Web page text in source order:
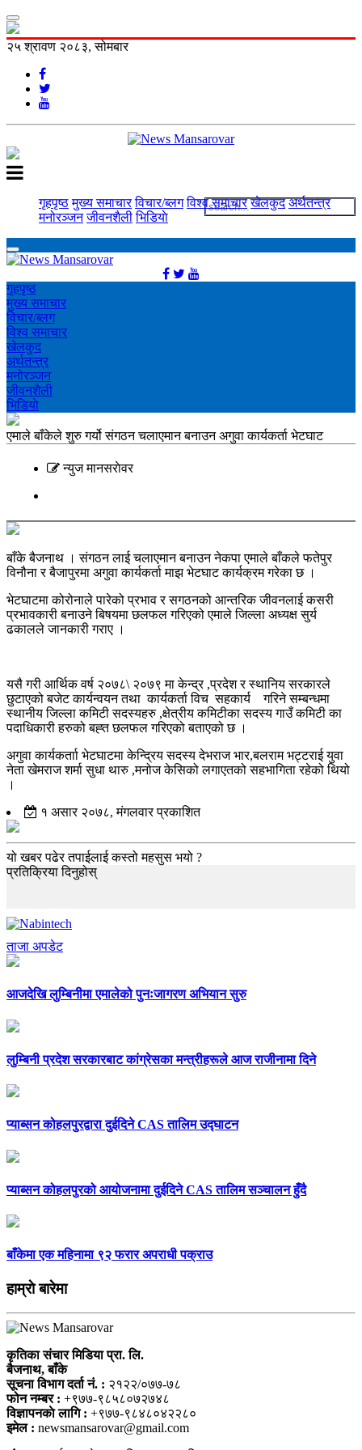
२५ श्रावण २०८३, सोमबार
गृहपृष्ठ मुख्य समाचार विचार/ब्लग विश्व समाचार खेलकुद अर्थतन्त्र
मनोरञ्‍जन जीवनशैली भिडियाे
गृहपृष्ठ
मुख्य समाचार
विचार/ब्लग
विश्व समाचार
खेलकुद
अर्थतन्त्र
मनोरञ्‍जन
जीवनशैली
भिडियाे
एमाले बाँकेले शुरु गर्यो संगठन चलाएमान बनाउन अगुवा कार्यकर्ता भेटघाट
न्युज मानसराेवर
बाँके बैजनाथ । संगठन लाई चलाएमान बनाउन नेकपा एमाले बाँकले फतेपुर
विनौना र बैजापुरमा अगुवा कार्यकर्ता माझ भेटघाट कार्यक्रम गरेका छ ।
भेटघाटमा कोरोनाले पारेको प्रभाव र सगठनको आन्तरिक जीवनलाई कसरी
प्रभावकारी बनाउने बिषयमा छलफल गरिएको एमाले जिल्ला अध्यक्ष सुर्य
ढकालले जानकारी गराए ।
यसै गरी आर्थिक वर्ष २०७८\ २०७९ मा केन्द्र ,प्रदेश र स्थानिय सरकारले
छुटाएको बजेट कार्यन्वयन तथा कार्यकर्ता विच सहकार्य गरिने सम्बन्धमा
स्थानीय जिल्ला कमिटी सदस्यहरु ,क्षेत्रीय कमिटीका सदस्य गाउँ कमिटी का
पदाधिकारी हरुको बह्त छलफल गरिएको बताएको छ ।
अगुवा कार्यकर्ताा भेटघाटमा केन्द्रिय सदस्य देभराज भार,बलराम भट्टराई युवा
नेता खेमराज शर्मा सुधा थारु ,मनोज केसिको लगाएतको सहभागिता रहेको थियो
।
१ असार २०७८, मंगलवार प्रकाशित
यो खबर पढेर तपाईलाई कस्तो महसुस भयो ?
प्रतिक्रिया दिनुहोस्
ताजा अपडेट
आजदेखि लुम्बिनीमा एमालेको पुनःजागरण अभियान सुरु
लुम्बिनी प्रदेश सरकारबाट कांग्रेसका मन्त्रीहरूले आज राजीनामा दिने
प्याब्सन कोहलपुरद्वारा दुईदिने CAS तालिम उद्घाटन
प्याब्सन कोहलपुरको आयोजनामा दुईदिने CAS तालिम सञ्चालन हुँदै
बाँकेमा एक महिनामा ९२ फरार अपराधी पक्राउ
हाम्राे बारेमा
कृतिका संचार मिडिया प्रा. लि.
बैजनाथ, बाँके
सूचना विभाग दर्ता नं. : २१२२/०७७-७८
फोन नम्बर : +९७७-९८५८०७२७४८
विज्ञापनकाे लागि : +९७७-९८४८०४२२८०
इमेल : newsmansarovar@gmail.com